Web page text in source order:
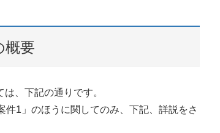
概要
、下記の通りです。
1」のほうに関してのみ、下記、詳説をさ